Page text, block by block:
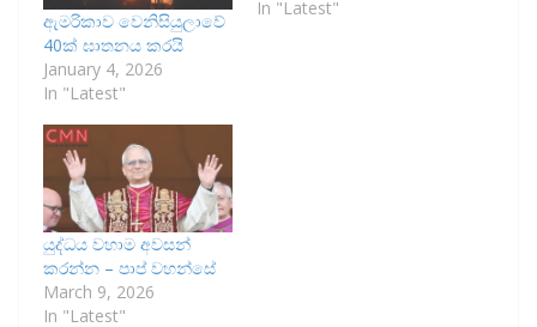
ඇමරිකාව වෙනිසියුලාවේ
40ක් ඝාතනය කරයි
January 4, 2026
In "Latest"
In "Latest"
යුද්ධය වහාම අවසන්
කරන්න – පාප් වහන්සේ
March 9, 2026
In "Latest"